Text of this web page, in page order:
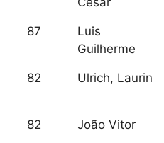
87
Luis
Guilherme
82 Ulrich, Laurin
82 João Vitor